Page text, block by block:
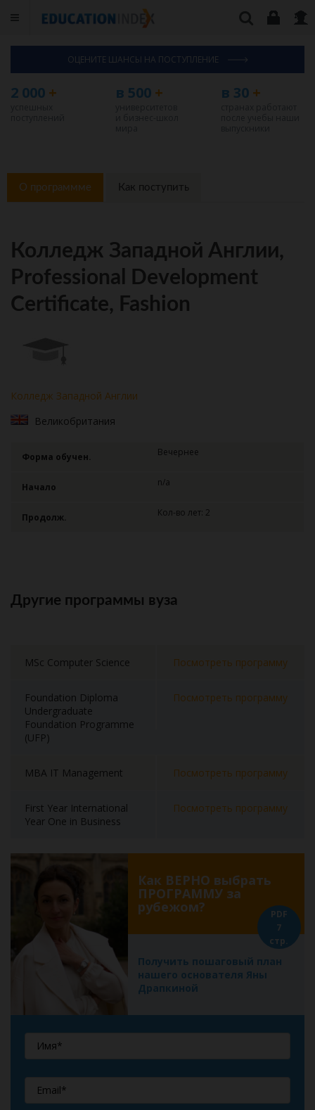
ОЦЕНИТЕ ШАНСЫ НА ПОСТУПЛЕНИЕ
2 000 + в 500 + в 30+
О программме Как поступить
Колледж Западной Англии,
Professional Development
Certificate, Fashion
Колледж Западной Англии
Великобритания
Форма обучен. Вечернее
Начало n/a
Продолж. Кол-во лет: 2
Другие программы вуза
MSc Computer Science Посмотреть программу
Foundation Diploma
Undergraduate
Foundation Programme
(UFP)
Посмотреть программу
MBA IT Management Посмотреть программу
First Year International
Year One in Business
Посмотреть программу
Как ВЕРНО выбрать
ПРОГРАММУ за
рубежом?
Получить пошаговый план
нашего основателя Яны
Драпкиной
PDF
7
стр.